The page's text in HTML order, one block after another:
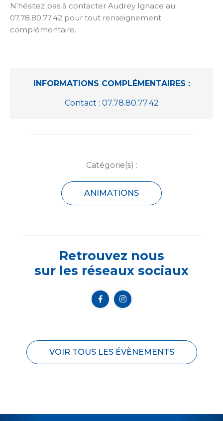
N’hésitez pas à contacter Audrey Ignace au
07.78.80.77.42 pour tout renseignement
complémentaire.
INFORMATIONS COMPLÉMENTAIRES :
Contact : 07.78.80.77.42
Catégorie(s) :
ANIMATIONS
Retrouvez nous
sur les réseaux sociaux
VOIR TOUS LES ÉVÈNEMENTS